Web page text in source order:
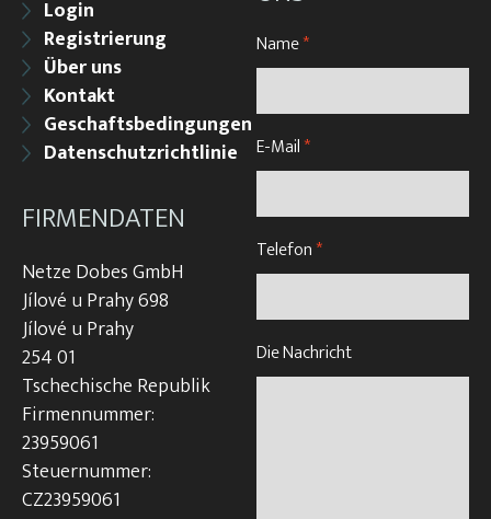
Login
Registrierung
Über uns
Kontakt
Geschaftsbedingungen
Datenschutzrichtlinie
FIRMENDATEN
Netze Dobes GmbH
Jílové u Prahy 698
Jílové u Prahy
254 01
Tschechische Republik
Firmennummer:
23959061
Steuernummer:
CZ23959061
Name*
E-Mail*
Telefon*
Die Nachricht